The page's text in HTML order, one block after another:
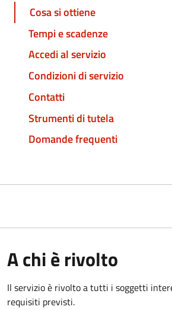
Cosa si ottiene
Tempi e scadenze
Accedi al servizio
Condizioni di servizio
Contatti
Strumenti di tutela
Domande frequenti
A chi è rivolto
Il servizio è rivolto a tutti i soggetti
requisiti previsti.